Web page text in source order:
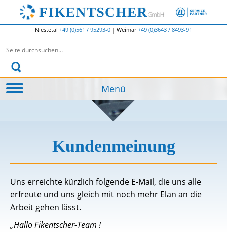
Niestetal +49 (0)561 / 95293-0 | Weimar+49 (0)3643 / 8493-91
Suchen nach:
Menü
Kundenmeinung
Uns erreichte kürzlich folgende E-Mail, die uns alle
erfreute und uns gleich mit noch mehr Elan an die
Arbeit gehen lässt.
„Hallo Fikentscher-Team !